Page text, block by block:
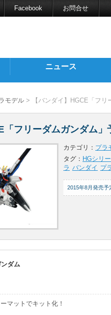
Facebook お問合せ
ニュース
モデル > 【バンダイ】HGCE「フリ
「フリーダムガンダム」
カテゴリ： プラ
タグ： HGシリ
ラ バンダイ プ
2015年8月発売予
ダム
マットでキット化！